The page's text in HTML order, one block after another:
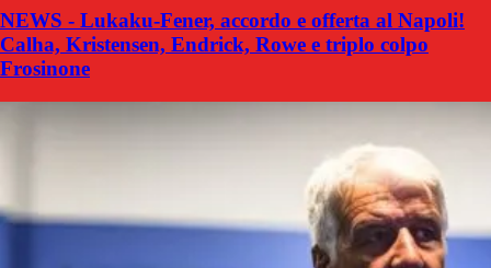
NEWS - Lukaku-Fener, accordo e offerta al Napoli!
Calha, Kristensen, Endrick, Rowe e triplo colpo
Frosinone